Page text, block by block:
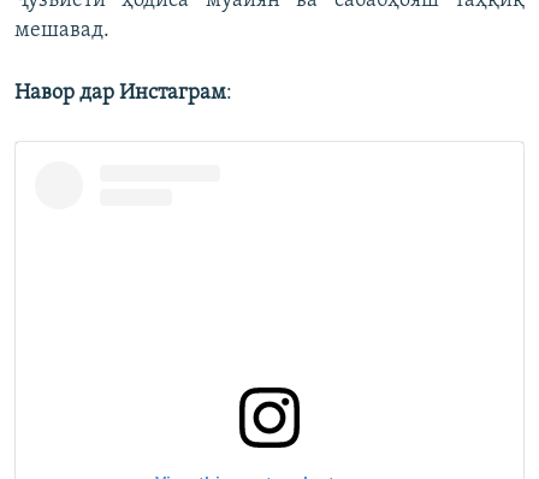
мешавад.
Навор дар Инстаграм: